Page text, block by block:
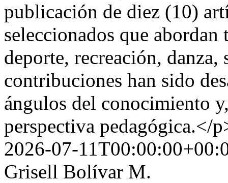
publicación de diez (10)
seleccionados que
deporte, recreación,
contribuciones han sido
ángulos del conocimiento
perspectiva pedagógica.</
2026-07-
Grisell Bolívar M.